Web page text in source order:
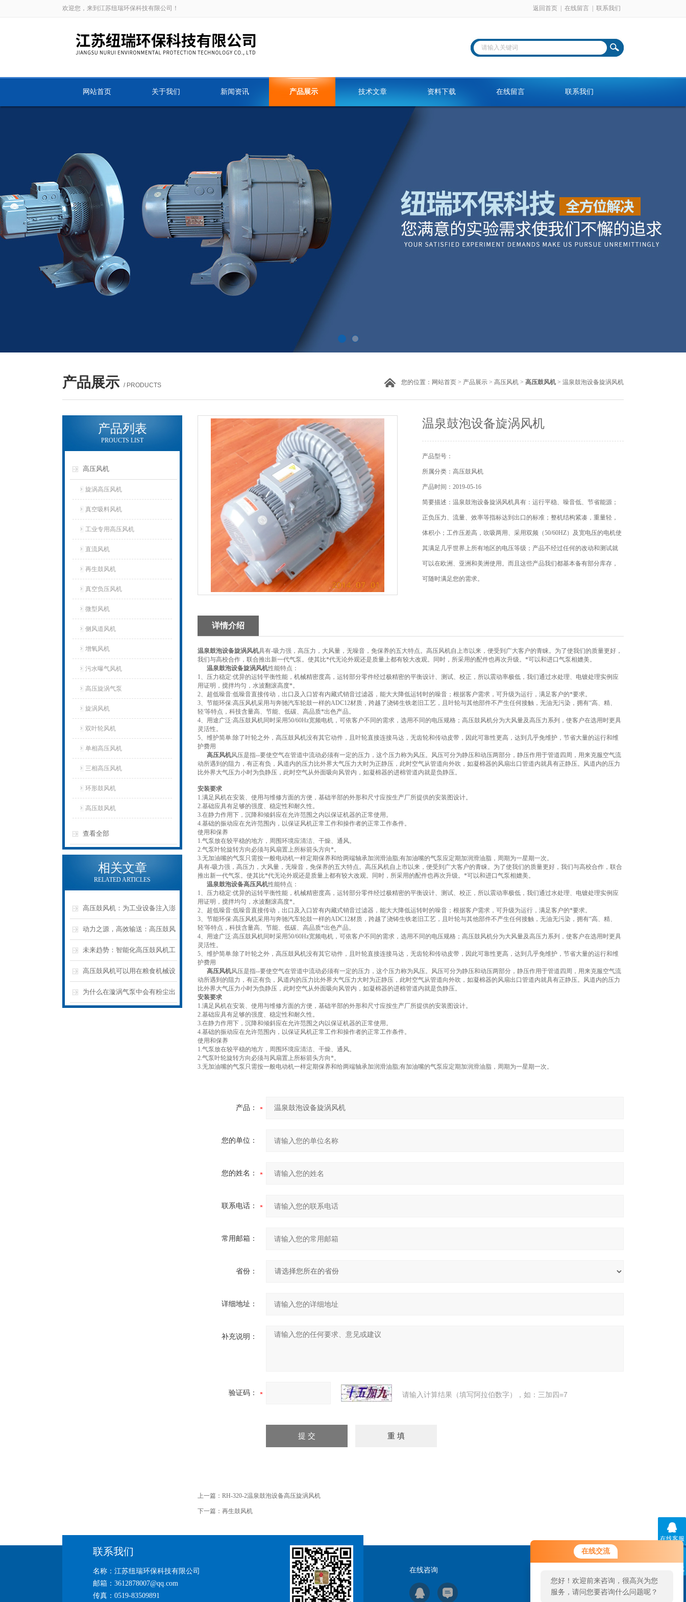
在线交流
您好！欢迎前来咨询，很高兴为您
服务，请问您要咨询什么问题呢？
您好，看您停留很久了，是否找到
了需求产品，您可以直接在线与我
欢迎您，来到江苏纽瑞环保科技有限公司！ 返回首页 在线留言 联系我们
网站首页 关于我们 新闻资讯 产品展示 技术文章 资料下载 在线留言 联系我们
产品展示 / PRODUCTS 您的位置： 网站首页 > 产品展示 > 高压风机 > 高压鼓风机 > 温泉鼓泡设备旋涡风机
产品列表
PROUCTS LIST
高压风机
旋涡高压风机
真空吸料风机
工业专用高压风机
直流风机
再生鼓风机
真空负压风机
微型风机
侧风道风机
增氧风机
污水曝气风机
高压旋涡气泵
旋涡风机
双叶轮风机
单相高压风机
三相高压风机
环形鼓风机
高压鼓风机
查看全部
相关文章
RELATED ARTICLES
高压鼓风机：为工业设备注入澎
湃“气”力，推动生产效率再上新
台阶
动力之源，高效输送：高压鼓风
机在工业领域的优表现
未来趋势：智能化高压鼓风机工
业自动化新篇章
高压鼓风机可以用在粮食机械设
备上吗？
为什么在漩涡气泵中会有粉尘出
温泉鼓泡设备旋涡风机
产品型号：
所属分类：高压鼓风机
产品时间：2019-05-16
简要描述：温泉鼓泡设备旋涡风机具有：运行平稳、噪音低、节省能源；
正负压力、流量、效率等指标达到出口的标准；整机结构紧凑，重量轻，
体积小；工作压差高，吹吸两用、采用双频（50/60HZ）及宽电压的电机使
其满足几乎世界上所有地区的电压等级；产品不经过任何的改动和测试就
可以在欧洲、亚洲和美洲使用。而且这些产品我们都基本备有部分库存，
可随时满足您的需求。
详情介绍
温泉鼓泡设备旋涡风机具有-吸力强，高压力，大风量，无噪音，免保养的五大特点。高压风机自上市以来，便受到广大客户的青睐。为了使我们的质量更好，
我们与高校合作，联合推出新一代气泵。使其比*代无论外观还是质量上都有较大改观。同时，所采用的配件也再次升级。*可以和进口气泵相媲美。
温泉鼓泡设备旋涡风机性能特点：
1、压力稳定:优异的运转平衡性能，机械精密度高，运转部分零件经过极精密的平衡设计、测试、校正，所以震动率极低，我们通过水处理、电镀处理实例应
用证明，搅拌均匀，水波翻滚高度*。
2、超低噪音:低噪音直接传动，出口及入口皆有内藏式销音过滤器，能大大降低运转时的噪音；根据客户需求，可升级为运行，满足客户的*要求。
3、节能环保:高压风机采用与奔驰汽车轮鼓一样的ADC12材质，跨越了浇铸生铁老旧工艺，且叶轮与其他部件不产生任何接触，无油无污染，拥有“高、精、
轻'等特点，科技含量高、节能、低碳、高品质*出色产品。
4、用途广泛:高压鼓风机同时采用50/60Hz宽频电机，可依客户不同的需求，选用不同的电压规格；高压鼓风机分为大风量及高压力系列，使客户在选用时更具
灵活性。
5、维护简单:除了叶轮之外，高压鼓风机没有其它动件，且叶轮直接连接马达，无齿轮和传动皮带，因此可靠性更高，达到几乎免维护，节省大量的运行和维
护费用
高压风机风压是指--要使空气在管道中流动必须有一定的压力，这个压力称为风压。风压可分为静压和动压两部分，静压作用于管道四周，用来克服空气流
动所遇到的阻力，有正有负，风道内的压力比外界大气压力大时为正静压，此时空气从管道向外吹，如凝棉器的风扇出口管道内就具有正静压。风道内的压力
比外界大气压力小时为负静压，此时空气从外面吸向风管内，如凝棉器的进棉管道内就是负静压。
安装要求
1.满足风机在安装、使用与维修方面的方便，基础半部的外形和尺寸应按生产厂所提供的安装图设计。
2.基础应具有足够的强度、稳定性和耐久性。
3.在静力作用下，沉降和倾斜应在允许范围之内以保证机器的正常使用。
4.基础的振动应在允许范围内，以保证风机正常工作和操作者的正常工作条件。
使用和保养
1.气泵放在较平稳的地方，周围环境应清洁、干燥、通风。
2.气泵叶轮旋转方向必须与风扇置上所标箭头方向*。
3.无加油嘴的气泵只需按一般电动机一样定期保养和给两端轴承加润滑油脂;有加油嘴的气泵应定期加润滑油脂，周期为一星期一次。
具有-吸力强，高压力，大风量，无噪音，免保养的五大特点。高压风机自上市以来，便受到广大客户的青睐。为了使我们的质量更好，我们与高校合作，联合
推出新一代气泵。使其比*代无论外观还是质量上都有较大改观。同时，所采用的配件也再次升级。*可以和进口气泵相媲美。
温泉鼓泡设备高压风机性能特点：
1、压力稳定:优异的运转平衡性能，机械精密度高，运转部分零件经过极精密的平衡设计、测试、校正，所以震动率极低，我们通过水处理、电镀处理实例应
用证明，搅拌均匀，水波翻滚高度*。
2、超低噪音:低噪音直接传动，出口及入口皆有内藏式销音过滤器，能大大降低运转时的噪音；根据客户需求，可升级为运行，满足客户的*要求。
3、节能环保:高压风机采用与奔驰汽车轮鼓一样的ADC12材质，跨越了浇铸生铁老旧工艺，且叶轮与其他部件不产生任何接触，无油无污染，拥有“高、精、
轻'等特点，科技含量高、节能、低碳、高品质*出色产品。
4、用途广泛:高压鼓风机同时采用50/60Hz宽频电机，可依客户不同的需求，选用不同的电压规格；高压鼓风机分为大风量及高压力系列，使客户在选用时更具
灵活性。
5、维护简单:除了叶轮之外，高压鼓风机没有其它动件，且叶轮直接连接马达，无齿轮和传动皮带，因此可靠性更高，达到几乎免维护，节省大量的运行和维
护费用
高压风机风压是指--要使空气在管道中流动必须有一定的压力，这个压力称为风压。风压可分为静压和动压两部分，静压作用于管道四周，用来克服空气流
动所遇到的阻力，有正有负，风道内的压力比外界大气压力大时为正静压，此时空气从管道向外吹，如凝棉器的风扇出口管道内就具有正静压。风道内的压力
比外界大气压力小时为负静压，此时空气从外面吸向风管内，如凝棉器的进棉管道内就是负静压。
安装要求
1.满足风机在安装、使用与维修方面的方便，基础半部的外形和尺寸应按生产厂所提供的安装图设计。
2.基础应具有足够的强度、稳定性和耐久性。
3.在静力作用下，沉降和倾斜应在允许范围之内以保证机器的正常使用。
4.基础的振动应在允许范围内，以保证风机正常工作和操作者的正常工作条件。
使用和保养
1.气泵放在较平稳的地方，周围环境应清洁、干燥、通风。
2.气泵叶轮旋转方向必须与风扇置上所标箭头方向*。
3.无加油嘴的气泵只需按一般电动机一样定期保养和给两端轴承加润滑油脂;有加油嘴的气泵应定期加润滑油脂，周期为一星期一次。
产品：
您的单位：
您的姓名：
联系电话：
常用邮箱：
省份：
详细地址：
补充说明：
验证码： 请输入计算结果（填写阿拉伯数字），如：三加四=7
上一篇： RH-320-2温泉鼓泡设备高压旋涡风机
下一篇： 再生鼓风机
联系我们
名称：江苏纽瑞环保科技有限公司
邮箱：3612878007@qq.com
传真：0519-83509891
在线咨询
在线客服
联系方式